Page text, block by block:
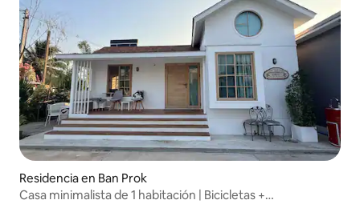
Residencia en Ban Prok
Casa minimalista de 1 habitación | Bicicletas +